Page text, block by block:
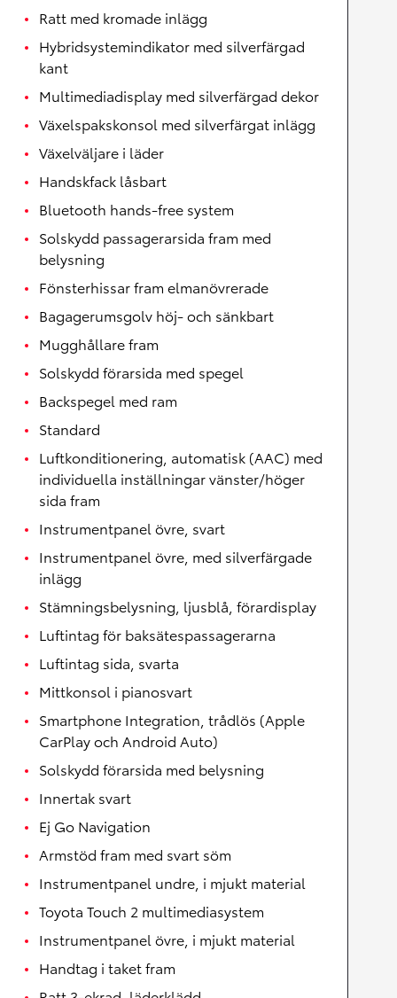
Ratt med kromade inlägg
Hybridsystemindikator med silverfärgad
kant
Multimediadisplay med silverfärgad dekor
Växelspakskonsol med silverfärgat inlägg
Växelväljare i läder
Handskfack låsbart
Bluetooth hands-free system
Solskydd passagerarsida fram med
belysning
Fönsterhissar fram elmanövrerade
Bagagerumsgolv höj- och sänkbart
Mugghållare fram
Solskydd förarsida med spegel
Backspegel med ram
Standard
Luftkonditionering, automatisk (AAC) med
individuella inställningar vänster/höger
sida fram
Instrumentpanel övre, svart
Instrumentpanel övre, med silverfärgade
inlägg
Stämningsbelysning, ljusblå, förardisplay
Luftintag för baksätespassagerarna
Luftintag sida, svarta
Mittkonsol i pianosvart
Smartphone Integration, trådlös (Apple
CarPlay och Android Auto)
Solskydd förarsida med belysning
Innertak svart
Ej Go Navigation
Armstöd fram med svart söm
Instrumentpanel undre, i mjukt material
Toyota Touch 2 multimediasystem
Instrumentpanel övre, i mjukt material
Handtag i taket fram